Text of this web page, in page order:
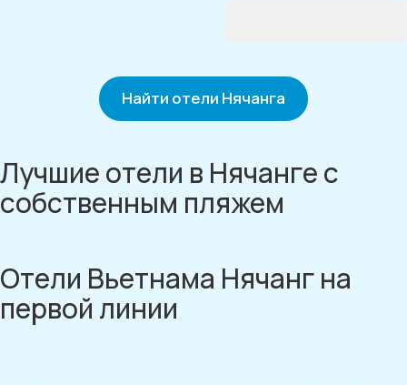
Найти отели Нячанга
Лучшие отели в Нячанге с
собственным пляжем
Отели Вьетнама Нячанг на
первой линии